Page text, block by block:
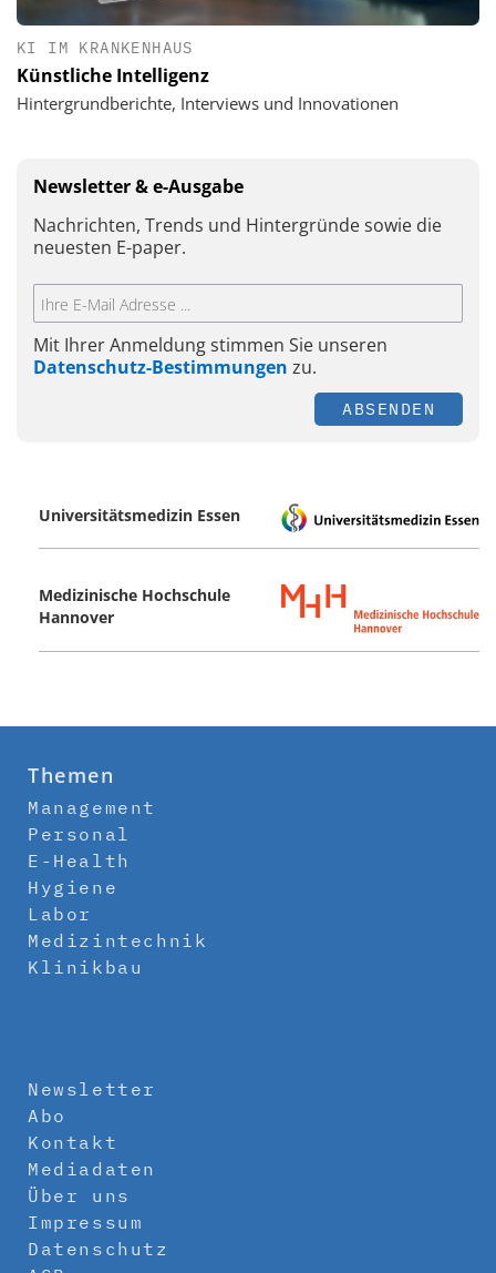
KI IM KRANKENHAUS
Künstliche Intelligenz
Hintergrundberichte, Interviews und Innovationen
Newsletter & e-Ausgabe
Nachrichten, Trends und Hintergründe sowie die
neuesten E-paper.
Mit Ihrer Anmeldung stimmen Sie unseren
Datenschutz-Bestimmungen zu.
ABSENDEN
Universitätsmedizin Essen
Medizinische Hochschule
Hannover
Themen
Management
Personal
E-Health
Hygiene
Labor
Medizintechnik
Klinikbau
Newsletter
Abo
Kontakt
Mediadaten
Über uns
Impressum
Datenschutz